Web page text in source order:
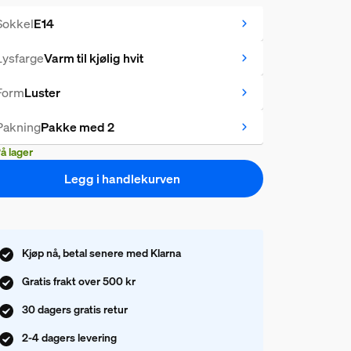
E14
Varm til kjølig hvit
Luster
Pakke med 2
lager
Legg i handlekurven
Kjøp nå, betal senere med Klarna
Gratis frakt over 500 kr
30 dagers gratis retur
2-4 dagers levering